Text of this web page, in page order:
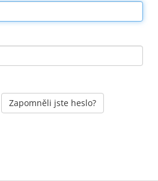
Zapomněli jste heslo?